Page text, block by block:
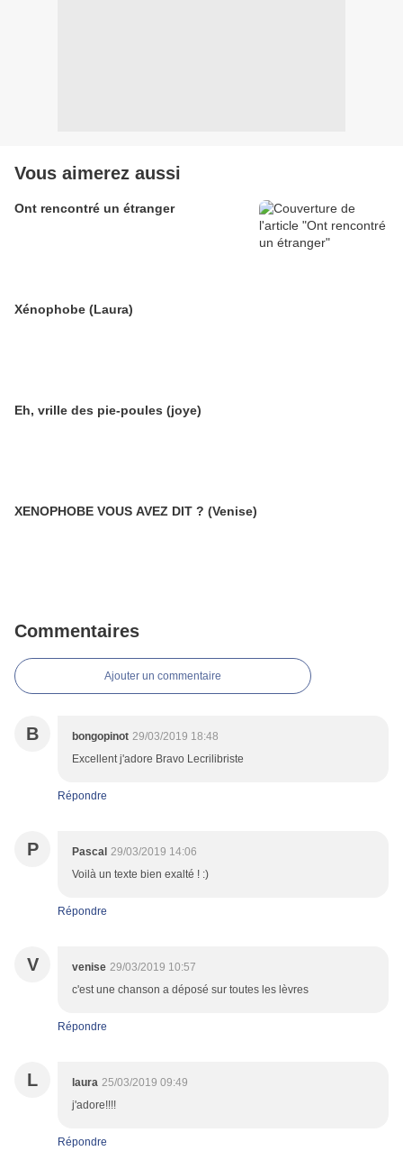
Vous aimerez aussi
Ont rencontré un étranger
Xénophobe (Laura)
Eh, vrille des pie-poules (joye)
XENOPHOBE VOUS AVEZ DIT ? (Venise)
Commentaires
Ajouter un commentaire
B bongopinot 29/03/2019 18:48
Excellent j'adore Bravo Lecrilibriste
Répondre
P Pascal 29/03/2019 14:06
Voilà un texte bien exalté ! :)
Répondre
V venise 29/03/2019 10:57
c'est une chanson a déposé sur toutes les lèvres
Répondre
L laura 25/03/2019 09:49
j'adore!!!!
Répondre